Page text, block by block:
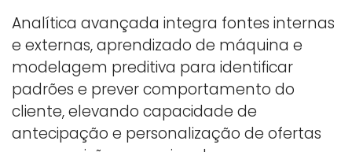
Analítica avançada integra fontes internas
e externas, aprendizado de máquina e
modelagem preditiva para identificar
padrões e prever comportamento do
cliente, elevando capacidade de
antecipação e personalização de ofertas